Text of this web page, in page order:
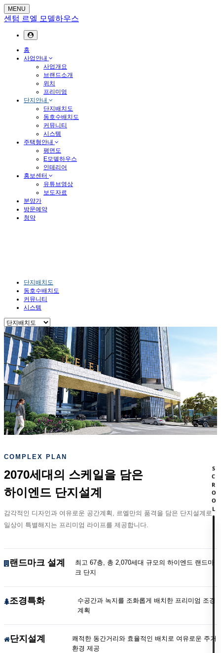
MENU
센텀 르엘 모델하우스
홈
사업안내
사업개요
브랜드소개
위치
프리미엄
단지안내
단지배치도
동호수배치도
커뮤니티
시스템
주택형안내
평면도
E모델하우스
인테리어
홍보센터
유튜브영상
보도자료
분양가
방문예약
청약
단지배치도
동호수배치도
커뮤니티
시스템
COMPLEX PLAN
2070세대의 스케일을 담은
하이엔드 단지설계
감각적인 디자인과 여유로운 공간계획, 르엘만의 품격을 담은 단지설계로
일상이 특별해지는 프리미엄 라이프를 제공합니다.
랜드마크 설계
최고 67층, 총 2,070세대 규모의 하이엔드 랜드마
크 단지
조경특화
수공간과 녹지를 조화롭게 배치한 프리미엄 조경
계획
단지설계
쾌적한 동간거리와 효율적인 배치로 여유로운 주거
환경 제공
SCROOL